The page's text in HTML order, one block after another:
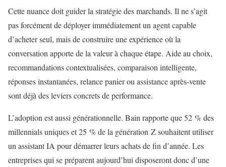
Cette nuance doit guider la stratégie des marchands. Il ne s’agit
pas forcément de déployer immédiatement un agent capable
d’acheter seul, mais de construire une expérience où la
conversation apporte de la valeur à chaque étape. Aide au choix,
recommandations contextualisées, comparaison intelligente,
réponses instantanées, relance panier ou assistance après-vente
sont déjà des leviers concrets de performance.
L’adoption est aussi générationnelle. Bain rapporte que 52 % des
millennials uniques et 25 % de la génération Z souhaitent utiliser
un assistant IA pour démarrer leurs achats de fin d’année. Les
entreprises qui se préparent aujourd’hui disposeront donc d’une